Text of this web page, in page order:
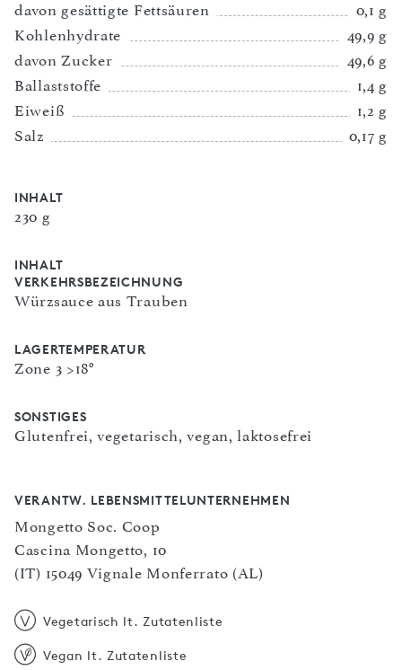
davon gesättigte Fettsäuren
0,1 g
Kohlenhydrate
49,9 g
davon Zucker
49,6 g
Ballaststoffe
1,4 g
Eiweiß
1,2 g
Salz
0,17 g
INHALT
230 g
INHALT
VERKEHRSBEZEICHNUNG
Würzsauce aus Trauben
LAGERTEMPERATUR
Zone 3 >18°
SONSTIGES
Glutenfrei, vegetarisch, vegan, laktosefrei
VERANTW. LEBENSMITTELUNTERNEHMEN
Mongetto Soc. Coop
Cascina Mongetto, 10
(IT) 15049 Vignale Monferrato (AL)
Vegetarisch lt. Zutatenliste
Vegan lt. Zutatenliste